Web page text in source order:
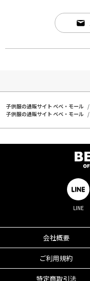
子供服の通販サイト ベベ・モール
子供服の通販サイト ベベ・モール
LINE
会社概要
ご利用規約
特定商取引法